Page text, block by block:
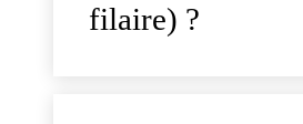
filaire) ?